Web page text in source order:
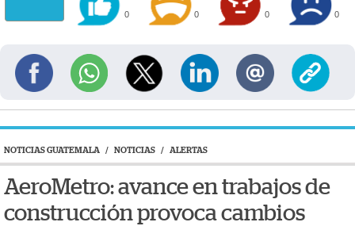
0 0 0 0
NOTICIAS GUATEMALA / NOTICIAS / ALERTAS
AeroMetro: avance en trabajos de
construcción provoca cambios